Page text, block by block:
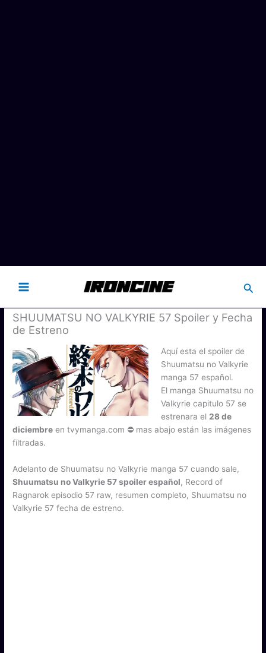
SHUUMATSU NO VALKYRIE 57 Spoiler y Fecha
de Estreno
Aquí esta el spoiler de
Shuumatsu no Valkyrie
manga 57 español.
El manga Shuumatsu no
Valkyrie capitulo 57 se
estrenara el 28 de
diciembre en tvymanga.com ⛔ mas abajo están las imágenes
filtradas.
Adelanto de Shuumatsu no Valkyrie manga 57 cuando sale,
Shuumatsu no Valkyrie 57 spoiler español, Record of
Ragnarok episodio 57 raw, resumen completo, Shuumatsu no
Valkyrie 57 fecha de estreno.